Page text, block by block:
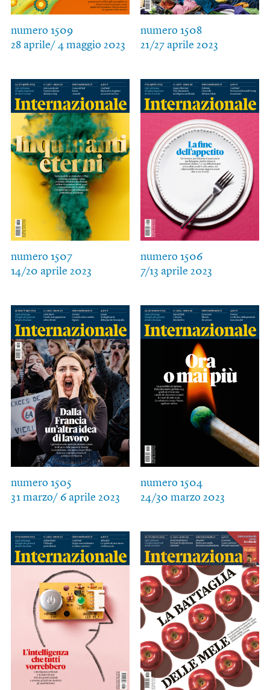
numero 1509
28 aprile/ 4 maggio 2023
numero 1508
21/27 aprile 2023
numero 1507
14/20 aprile 2023
numero 1506
7/13 aprile 2023
numero 1505
31 marzo/ 6 aprile 2023
numero 1504
24/30 marzo 2023